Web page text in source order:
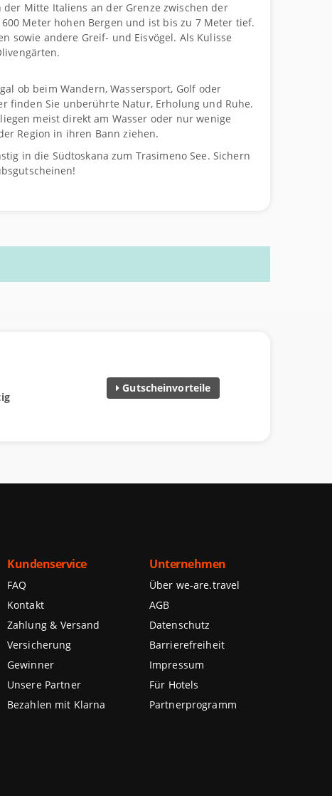
Mitte Italiens an der Grenze zwischen der
Meter hohen Bergen und ist bis zu 7 Meter tief.
sowie andere Greif- und Eisvögel. Als Kulisse
ob beim Wandern, Wassersport, Golf oder
finden Sie unberührte Natur, Erholung und Ruhe.
meist direkt am Wasser oder nur wenige
Region in ihren Bann ziehen.
in die Südtoskana zum Trasimeno See. Sichern
Gutscheinvorteile
Kundenservice
FAQ
Kontakt
Zahlung & Versand
Versicherung
Gewinner
Unsere Partner
Bezahlen mit Klarna
Unternehmen
Über we-are.travel
AGB
Datenschutz
Barrierefreiheit
Impressum
Für Hotels
Partnerprogramm